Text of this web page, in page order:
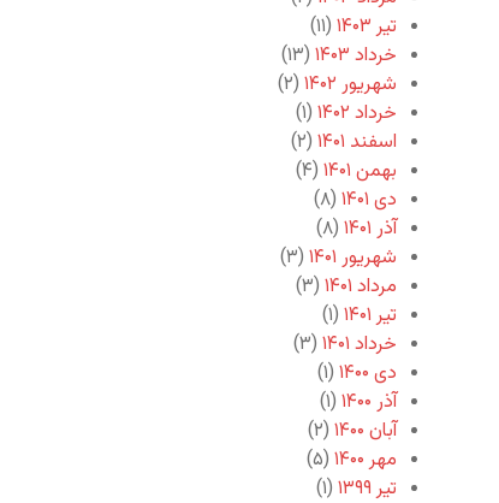
تیر ۱۴۰۳
(۱۱)
خرداد ۱۴۰۳
(۱۳)
شهریور ۱۴۰۲
(۲)
خرداد ۱۴۰۲
(۱)
اسفند ۱۴۰۱
(۲)
بهمن ۱۴۰۱
(۴)
دی ۱۴۰۱
(۸)
آذر ۱۴۰۱
(۸)
شهریور ۱۴۰۱
(۳)
مرداد ۱۴۰۱
(۳)
تیر ۱۴۰۱
(۱)
خرداد ۱۴۰۱
(۳)
دی ۱۴۰۰
(۱)
آذر ۱۴۰۰
(۱)
آبان ۱۴۰۰
(۲)
مهر ۱۴۰۰
(۵)
تیر ۱۳۹۹
(۱)